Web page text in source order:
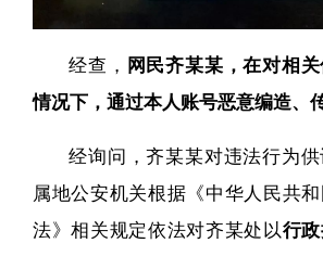
经查， 网民齐某某，在对相
情况下，通过本人账号恶意编造、
经询问，齐某某对违法行为供
属地公安机关根据《中华人民共
法》相关规定依法对齐某处以行